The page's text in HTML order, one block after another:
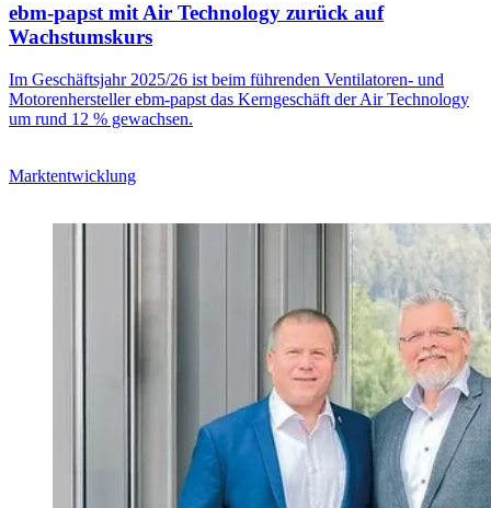
ebm-papst mit Air Technology zurück auf
Wachstumskurs
Im Geschäftsjahr 2025/26 ist beim führenden Ventilatoren- und
Motorenhersteller ebm-papst das Kerngeschäft der Air Technology
um rund 12 % gewachsen.
Marktentwicklung